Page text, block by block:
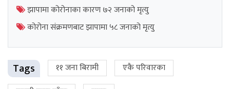
झापामा कोरोनाका कारण ७२ जनाको मृत्यु
कोरोना संक्रमणबाट झापामा ५८ जनाको मृत्यु
Tags ११ जना बिरामी
एकै परिवारका